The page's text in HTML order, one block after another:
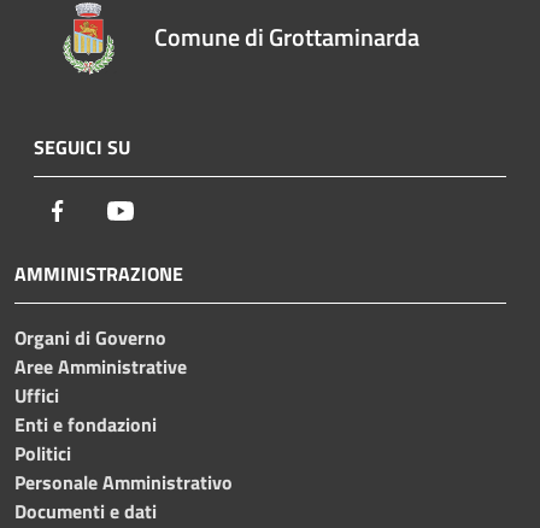
Comune di Grottaminarda
SEGUICI SU
Facebook
AMMINISTRAZIONE
Organi di Governo
Aree Amministrative
Uffici
Enti e fondazioni
Politici
Personale Amministrativo
Documenti e dati